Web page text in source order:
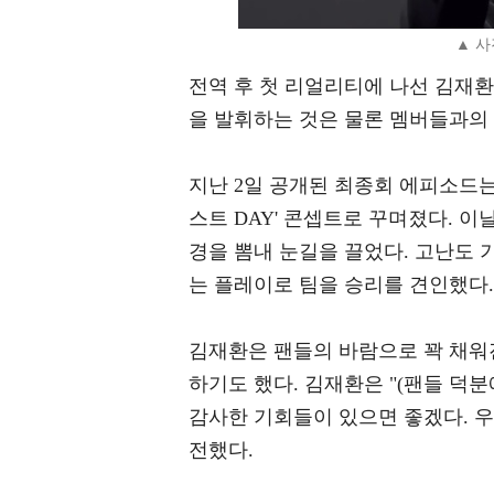
▲ 사
전역 후 첫 리얼리티에 나선 김재
을 발휘하는 것은 물론 멤버들과
지난 2일 공개된 최종회 에피소드
스트 DAY' 콘셉트로 꾸며졌다. 이
경을 뽐내 눈길을 끌었다. 고난도
는 플레이로 팀을 승리를 견인했다.
김재환은 팬들의 바람으로 꽉 채
하기도 했다. 김재환은 "(팬들 덕
감사한 기회들이 있으면 좋겠다.
전했다.